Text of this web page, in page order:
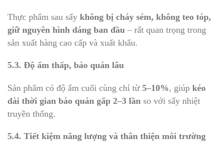
Thực phẩm sau sấy không bị cháy sém, không teo tóp,
giữ nguyên hình dáng ban đầu – rất quan trọng trong
sản xuất hàng cao cấp và xuất khẩu.
5.3. Độ ẩm thấp, bảo quản lâu
Sản phẩm có độ ẩm cuối cùng chỉ từ 5–10%, giúp kéo
dài thời gian bảo quản gấp 2–3 lần so với sấy nhiệt
truyền thống.
5.4. Tiết kiệm năng lượng và thân thiện môi trường